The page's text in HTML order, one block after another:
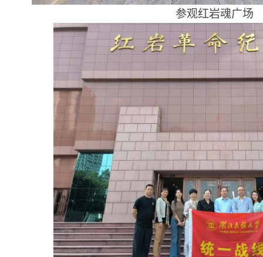
参观红岩魂广场